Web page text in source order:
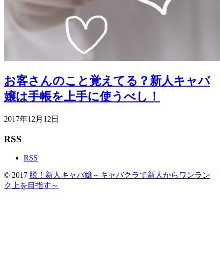
お客さんのこと覚えてる？新人キャバ
嬢は手帳を上手に使うべし！
2017年12月12日
RSS
RSS
© 2017 脱！新人キャバ嬢～キャバクラで新人からワンラン
ク上を目指す～